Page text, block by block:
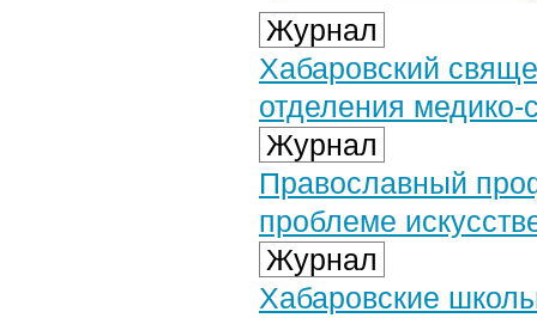
Журнал
Хабаровский
отделения
Журнал
Православный
проблеме
Журнал
Хабаровские